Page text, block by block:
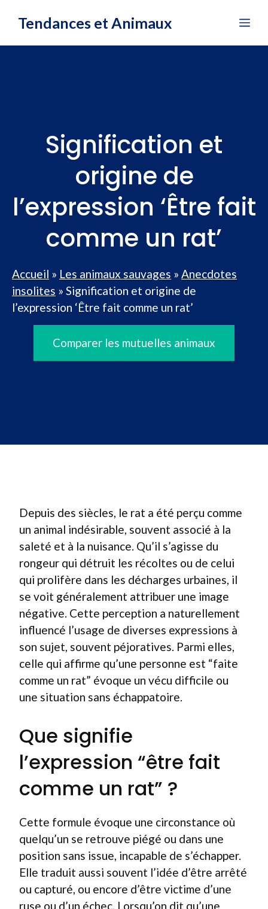
Tendances et Animaux
Signification et
origine de
l’expression ‘Être fait
comme un rat’
Accueil » Les animaux sauvages » Anecdotes
insolites » Signification et origine de
l’expression ‘Être fait comme un rat’
Comparer les mutuelles animaux
Depuis des siècles, le rat a été perçu comme
un animal indésirable, souvent associé à la
saleté et à la nuisance. Qu’il s’agisse du
rongeur qui détruit les récoltes ou de celui
qui prolifère dans les décharges urbaines, il
se voit généralement attribuer une image
négative. Cette perception a naturellement
influencé l’usage de diverses expressions à
son sujet, souvent péjoratives. Parmi elles,
celle qui affirme qu’une personne est “faite
comme un rat” évoque un vécu difficile ou
une situation sans échappatoire.
Que signifie
l’expression “être fait
comme un rat” ?
Cette formule évoque une circonstance où
quelqu’un se retrouve piégé ou dans une
position sans issue, incapable de s’échapper.
Elle traduit aussi souvent l’idée d’être arrêté
ou capturé, ou encore d’être victime d’une
ruse ou d’un échec. Lorsqu’on dit qu’une